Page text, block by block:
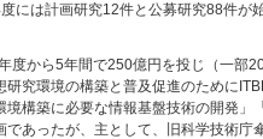
には計画研究12件と公募研究88件が始
度から5年間で250億円を投じ（一部
研究環境の構築と普及促進のために
境構築に必要な情報基盤技術の開発
であったが、主として、旧科学技術